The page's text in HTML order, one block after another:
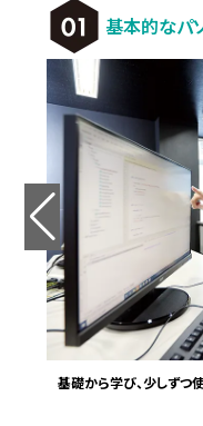
基本的なパ
基礎から学び、少しずつ